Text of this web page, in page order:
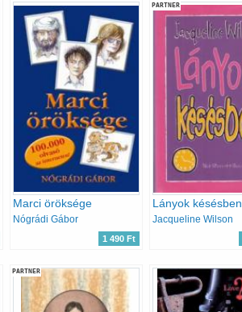
Marci öröksége
Nógrádi Gábor
1 490 Ft
PARTNER
Lányok késésben
Jacqueline Wilson
PARTNER